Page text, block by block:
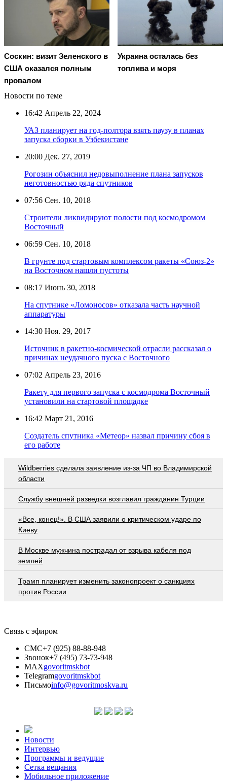
Соскин: визит Зеленского в
США оказался полным
провалом
Украина осталась без
топлива и моря
Новости по теме
16:42 Апрель 22, 2024
УАЗ планирует на год-полтора взять паузу в планах
запуска сборки в Узбекистане
20:00 Дек. 27, 2019
Рогозин объяснил недовыполнение плана запусков
неготовностью ряда спутников
07:56 Сен. 10, 2018
Строители ликвидируют полости под космодромом
Восточный
06:59 Сен. 10, 2018
В грунте под стартовым комплексом ракеты «Союз-2»
на Восточном нашли пустоты
08:17 Июнь 30, 2018
На спутнике «Ломоносов» отказала часть научной
аппаратуры
14:30 Ноя. 29, 2017
Источник в ракетно-космической отрасли рассказал о
причинах неудачного пуска с Восточного
07:02 Апрель 23, 2016
Ракету для первого запуска с космодрома Восточный
установили на стартовой площадке
16:42 Март 21, 2016
Создатель спутника «Метеор» назвал причину сбоя в
его работе
Wildberries cделала заявление из-за ЧП во Владимирской
области
Службу внешней разведки возглавил гражданин Турции
«Все, конец!». В США заявили о критическом ударе по
Киеву
В Москве мужчина пострадал от взрыва кабеля под
землей
Трамп планирует изменить законопроект о санкциях
против России
Связь с эфиром
СМС+7 (925) 88-88-948
Звонок+7 (495) 73-73-948
MAXgovoritmskbot
Telegramgovoritmskbot
Письмоinfo@govoritmoskva.ru
Новости
Интервью
Программы и ведущие
Сетка вещания
Мобильное приложение